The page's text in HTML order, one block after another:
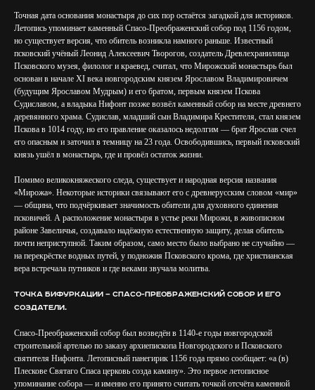
Точная дата основания монастыря до сих пор остаётся загадкой для историков.
Летопись упоминает каменный Спасо-Преображенский собор под 1156 годом,
но существует версия, что обитель возникла намного раньше. Известный
псковский учёный Леонид Алексеевич Творогов, создатель Древлехранилища
Псковского музея, филолог и краевед, считал, что Мирожский монастырь был
основан в начале XI века новгородским князем Ярославом Владимировичем
(будущим Ярославом Мудрым) и его братом, первым князем Пскова
Судиславом, а владыка Нифонт позже возвёл каменный собор на месте древнего
деревянного храма. Судислав, младший сын Владимира Крестителя, стал князем
Пскова в 1014 году, но его правление оказалось недолгим — брат Ярослав счел
его опасным и заточил в темницу на 23 года. Освободившись, первый псковский
князь ушёл в монастырь, где и провёл остаток жизни.
Помимо великокняжеского следа, существует и народная версия названия
«Мирожа». Некоторые историки связывают его с древнерусским словом «мир»
— община, что подчёркивает значимость обители для духовного единения
псковичей. А расположение монастыря в устье реки Мирожи, в живописном
районе Завеличья, создавало надёжную естественную защиту, делая обитель
почти неприступной. Таким образом, само место было выбрано не случайно —
на перекрёстке водных путей, у подножия Псковского крома, где христианская
вера встречала путников и где веками звучала молитва.
Точка бифуркации — Спасо-Преображенский собор и его
создатели.
Спасо-Преображенский собор был возведён в 1140-е годы новгородской
строительной артелью по заказу архиепископа Новгородского и Псковского
святителя Нифонта. Летописный панегирик 1156 года прямо сообщает: «а (в)
Плескове Святаго Спаса церковь созда камяну». Это первое летописное
упоминание собора — и именно его принято считать точкой отсчёта каменной